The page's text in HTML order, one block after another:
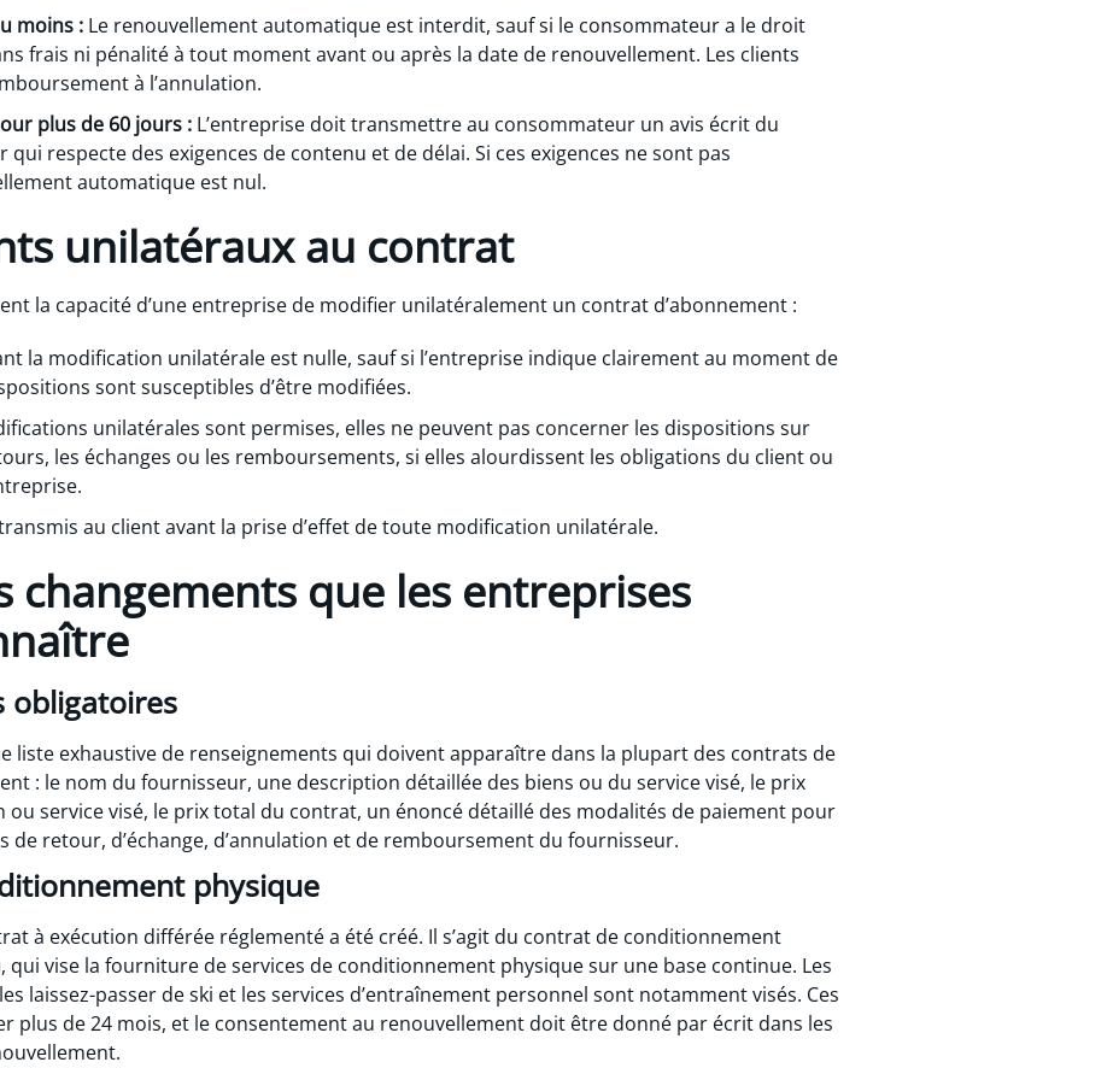
moins : Le renouvellement automatique est interdit, sauf si le consommateur a le droit
frais ni pénalité à tout moment avant ou après la date de renouvellement. Les clients
à l’annulation.
plus de 60 jours : L’entreprise doit transmettre au consommateur un avis écrit du
respecte des exigences de contenu et de délai. Si ces exigences ne sont pas
automatique est nul.
unilatéraux au contrat
la capacité d’une entreprise de modifier unilatéralement un contrat d’abonnement :
la modification unilatérale est nulle, sauf si l’entreprise indique clairement au moment de
sont susceptibles d’être modifiées.
unilatérales sont permises, elles ne peuvent pas concerner les dispositions sur
les échanges ou les remboursements, si elles alourdissent les obligations du client ou
au client avant la prise d’effet de toute modification unilatérale.
changements que les entreprises
obligatoires
liste exhaustive de renseignements qui doivent apparaître dans la plupart des contrats de
: le nom du fournisseur, une description détaillée des biens ou du service visé, le prix
ou service visé, le prix total du contrat, un énoncé détaillé des modalités de paiement pour
de retour, d’échange, d’annulation et de remboursement du fournisseur.
physique
à exécution différée réglementé a été créé. Il s’agit du contrat de conditionnement
qui vise la fourniture de services de conditionnement physique sur une base continue. Les
laissez-passer de ski et les services d’entraînement personnel sont notamment visés. Ces
plus de 24 mois, et le consentement au renouvellement doit être donné par écrit dans les